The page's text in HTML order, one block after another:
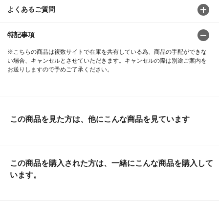
よくあるご質問
特記事項
※こちらの商品は複数サイトで在庫を共有している為、商品の手配ができな
い場合、キャンセルとさせていただきます。キャンセルの際は別途ご案内を
お送りしますので予めご了承ください。
この商品を見た方は、他にこんな商品を見ています
この商品を購入された方は、一緒にこんな商品を購入して
います。